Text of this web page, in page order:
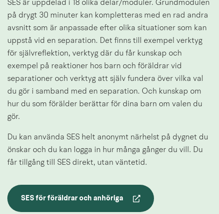
SES är uppdelad i 18 olika delar/moduler. Grundmodulen
på drygt 30 minuter kan kompletteras med en rad andra
avsnitt som är anpassade efter olika situationer som kan
uppstå vid en separation. Det finns till exempel verktyg
för självreflektion, verktyg där du får kunskap och
exempel på reaktioner hos barn och föräldrar vid
separationer och verktyg att själv fundera över vilka val
du gör i samband med en separation. Och kunskap om
hur du som förälder berättar för dina barn om valen du
gör.
Du kan använda SES helt anonymt närhelst på dygnet du
önskar och du kan logga in hur många gånger du vill. Du
får tillgång till SES direkt, utan väntetid.
SES för föräldrar och anhöriga
Länk till annan webbplats.